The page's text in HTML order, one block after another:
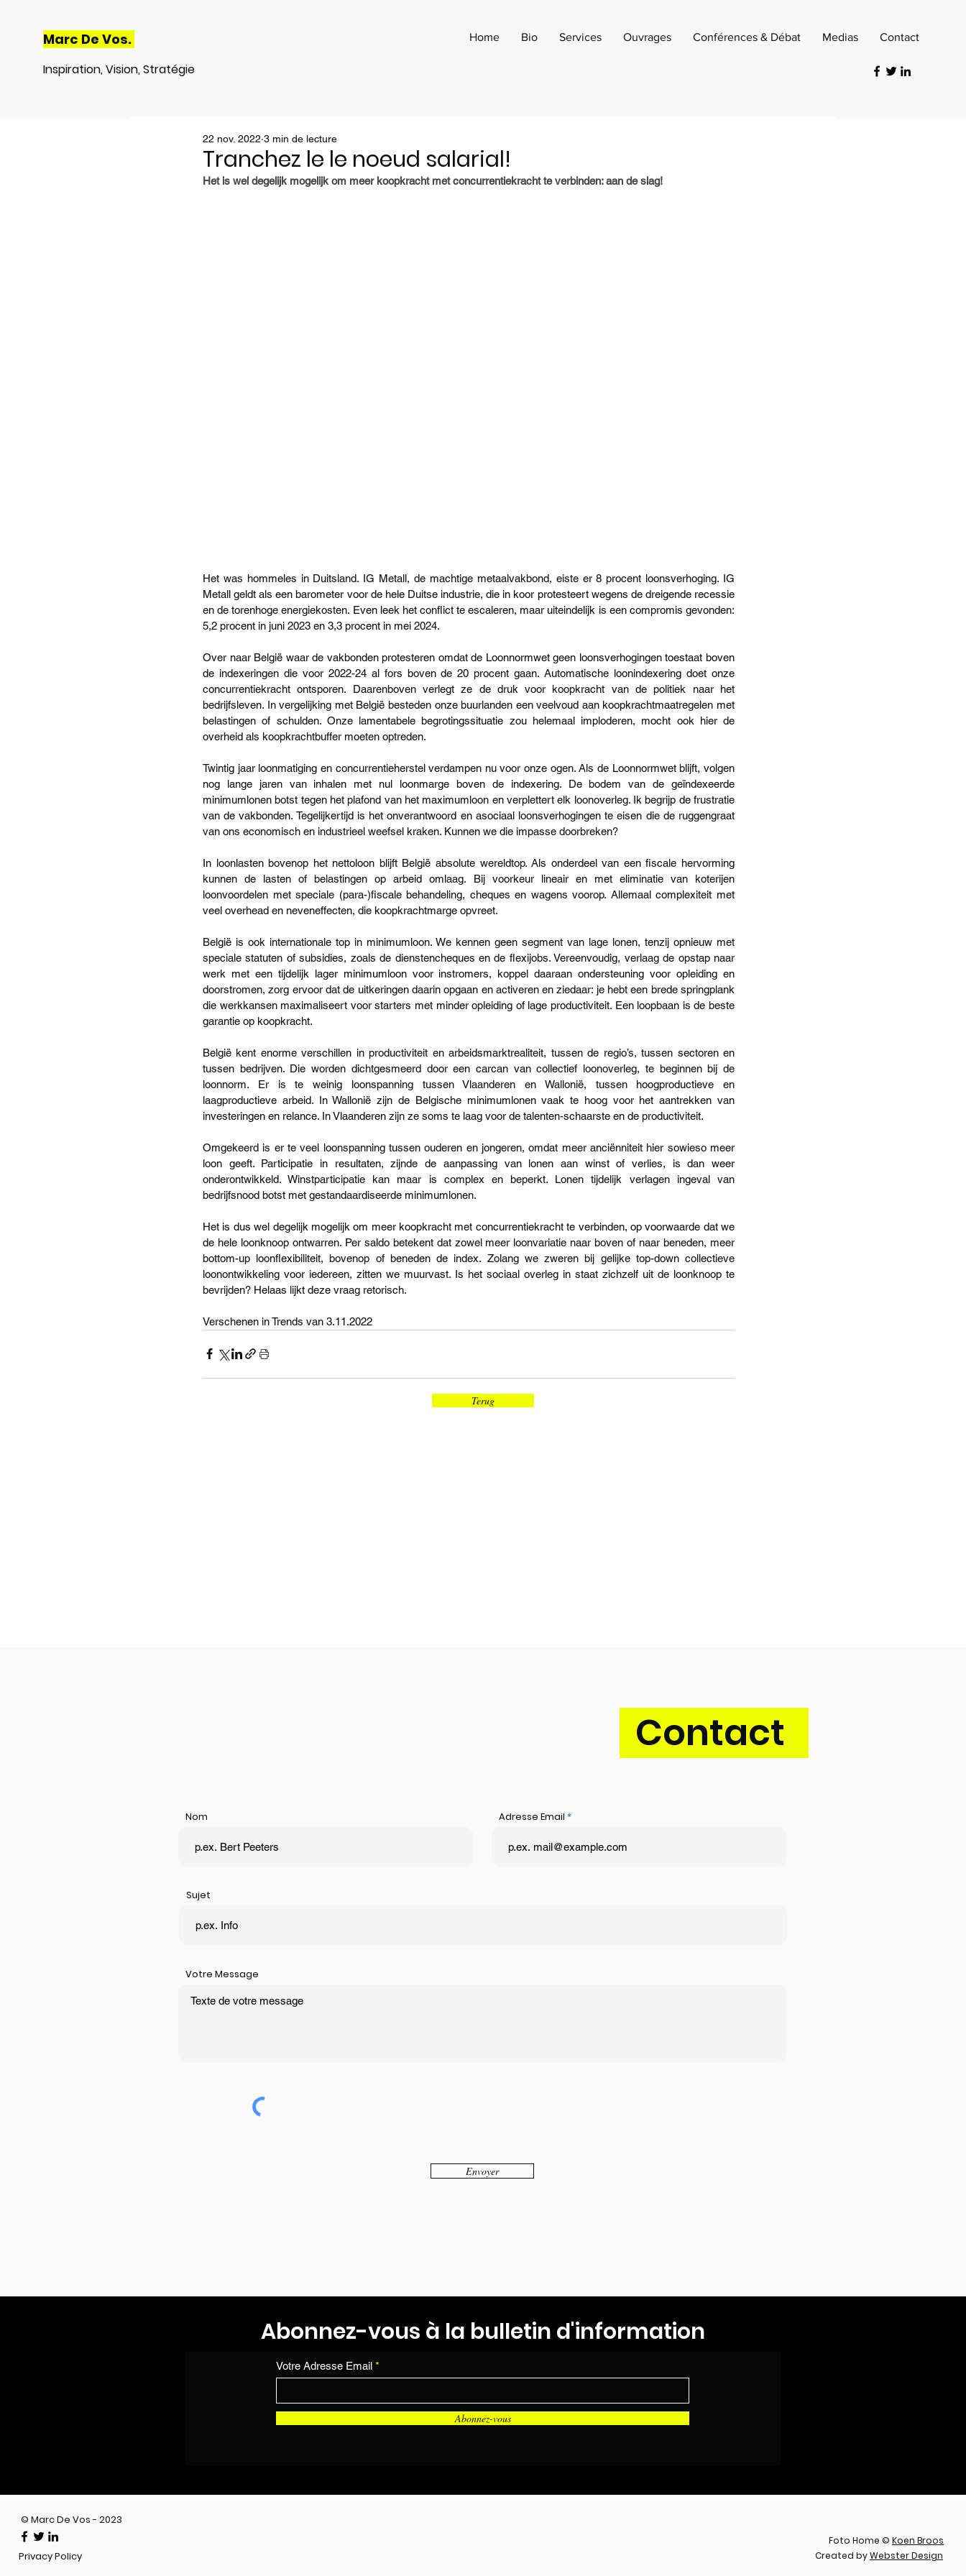
Marc De Vos.
Inspiration, Vision, Stratégie
Home Bio Services Ouvrages Conférences & Débat Medias Contact
Tranchez le le noeud salarial!
22 nov. 2022 3 min de lecture
Het is wel degelijk mogelijk om meer koopkracht met concurrentiekracht te verbinden: aan de slag!
Het was hommeles in Duitsland. IG Metall, de machtige metaalvakbond, eiste er 8 procent loonsverhoging. IG
Metall geldt als een barometer voor de hele Duitse industrie, die in koor protesteert wegens de dreigende recessie
en de torenhoge energiekosten. Even leek het conflict te escaleren, maar uiteindelijk is een compromis gevonden:
5,2 procent in juni 2023 en 3,3 procent in mei 2024.
Over naar België waar de vakbonden protesteren omdat de Loonnormwet geen loonsverhogingen toestaat boven
de indexeringen die voor 2022-24 al fors boven de 20 procent gaan. Automatische loonindexering doet onze
concurrentiekracht ontsporen. Daarenboven verlegt ze de druk voor koopkracht van de politiek naar het
bedrijfsleven. In vergelijking met België besteden onze buurlanden een veelvoud aan koopkrachtmaatregelen met
belastingen of schulden. Onze lamentabele begrotingssituatie zou helemaal imploderen, mocht ook hier de
overheid als koopkrachtbuffer moeten optreden.
Twintig jaar loonmatiging en concurrentieherstel verdampen nu voor onze ogen. Als de Loonnormwet blijft, volgen
nog lange jaren van inhalen met nul loonmarge boven de indexering. De bodem van de geïndexeerde
minimumlonen botst tegen het plafond van het maximumloon en verplettert elk loonoverleg. Ik begrijp de frustratie
van de vakbonden. Tegelijkertijd is het onverantwoord en asociaal loonsverhogingen te eisen die de ruggengraat
van ons economisch en industrieel weefsel kraken. Kunnen we die impasse doorbreken?
In loonlasten bovenop het nettoloon blijft België absolute wereldtop. Als onderdeel van een fiscale hervorming
kunnen de lasten of belastingen op arbeid omlaag. Bij voorkeur lineair en met eliminatie van koterijen
loonvoordelen met speciale (para-)fiscale behandeling, cheques en wagens voorop. Allemaal complexiteit met
veel overhead en neveneffecten, die koopkrachtmarge opvreet.
België is ook internationale top in minimumloon. We kennen geen segment van lage lonen, tenzij opnieuw met
speciale statuten of subsidies, zoals de dienstencheques en de flexijobs. Vereenvoudig, verlaag de opstap naar
werk met een tijdelijk lager minimumloon voor instromers, koppel daaraan ondersteuning voor opleiding en
doorstromen, zorg ervoor dat de uitkeringen daarin opgaan en activeren en ziedaar: je hebt een brede springplank
die werkkansen maximaliseert voor starters met minder opleiding of lage productiviteit. Een loopbaan is de beste
garantie op koopkracht.
België kent enorme verschillen in productiviteit en arbeidsmarktrealiteit, tussen de regio’s, tussen sectoren en
tussen bedrijven. Die worden dichtgesmeerd door een carcan van collectief loonoverleg, te beginnen bij de
loonnorm. Er is te weinig loonspanning tussen Vlaanderen en Wallonië, tussen hoogproductieve en
laagproductieve arbeid. In Wallonië zijn de Belgische minimumlonen vaak te hoog voor het aantrekken van
investeringen en relance. In Vlaanderen zijn ze soms te laag voor de talenten-schaarste en de productiviteit.
Omgekeerd is er te veel loonspanning tussen ouderen en jongeren, omdat meer anciënniteit hier sowieso meer
loon geeft. Participatie in resultaten, zijnde de aanpassing van lonen aan winst of verlies, is dan weer
onderontwikkeld. Winstparticipatie kan maar is complex en beperkt. Lonen tijdelijk verlagen ingeval van
bedrijfsnood botst met gestandaardiseerde minimumlonen.
Het is dus wel degelijk mogelijk om meer koopkracht met concurrentiekracht te verbinden, op voorwaarde dat we
de hele loonknoop ontwarren. Per saldo betekent dat zowel meer loonvariatie naar boven of naar beneden, meer
bottom-up loonflexibiliteit, bovenop of beneden de index. Zolang we zweren bij gelijke top-down collectieve
loonontwikkeling voor iedereen, zitten we muurvast. Is het sociaal overleg in staat zichzelf uit de loonknoop te
bevrijden? Helaas lijkt deze vraag retorisch.
Verschenen in Trends van 3.11.2022
Terug
Contact
Nom Adresse Email
Sujet
Votre Message
Envoyer
Abonnez-vous à la bulletin d'information
Votre Adresse Email
Abonnez-vous
© Marc De Vos - 2023
Privacy Policy
Foto Home © Koen Broos
Created byWebster Design